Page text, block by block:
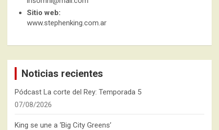
Sitio web:
www.stephenking.com.ar
Noticias recientes
Pódcast La corte del Rey: Temporada 5
07/08/2026
King se une a ‘Big City Greens’